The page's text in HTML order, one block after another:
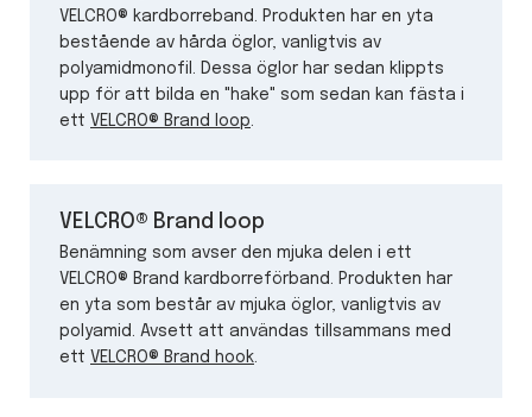
VELCRO® kardborreband. Produkten har en yta
bestående av hårda öglor, vanligtvis av
polyamidmonofil. Dessa öglor har sedan klippts
upp för att bilda en "hake" som sedan kan fästa i
ett VELCRO® Brand loop
VELCRO® Brand loop
Benämning som avser den mjuka delen i ett
VELCRO® Brand kardborreförband. Produkten har
en yta som består av mjuka öglor, vanligtvis av
polyamid. Avsett att användas tillsammans med
ett VELCRO® Brand hook.